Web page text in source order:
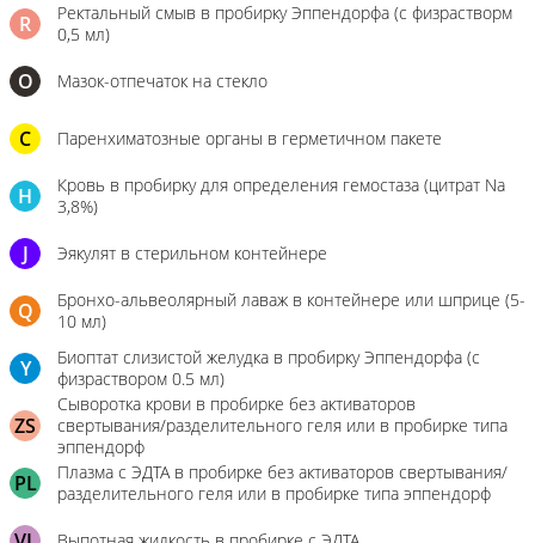
R
Ректальный смыв в пробирку Эппендорфа (с физрастворм
0,5 мл)
О Мазок-отпечаток на стекло
C Паренхиматозные органы в герметичном пакете
H
Кровь в пробирку для определения гемостаза (цитрат Na
3,8%)
J Эякулят в стерильном контейнере
Q
Бронхо-альвеолярный лаваж в контейнере или шприце (5-
10 мл)
Y
Биоптат слизистой желудка в пробирку Эппендорфа (с
физраствором 0.5 мл)
ZS
Сыворотка крови в пробирке без активаторов
свертывания/разделительного геля или в пробирке типа
эппендорф
PL
Плазма с ЭДТА в пробирке без активаторов свертывания/
разделительного геля или в пробирке типа эппендорф